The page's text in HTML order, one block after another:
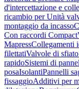
d'intercettazione e
ricambio per Unità
montaggio da incasso
Con raccordi Compact
MapressCollegamenti
filettatiValvole di
rapidoSistemi di
posaIsolantiPannelli
fissaggioAdditivi per